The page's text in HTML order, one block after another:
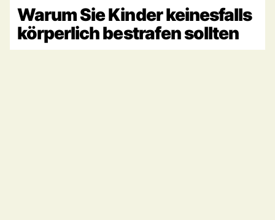
Warum Sie Kinder keinesfalls
körperlich bestrafen sollten